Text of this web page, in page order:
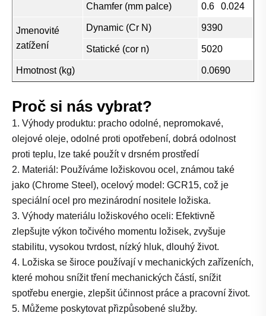
Chamfer (mm palce) 0.6 0.024
Jmenovité
zatížení
Dynamic (Cr N) 9390
Statické (cor n) 5020
Hmotnost (kg) 0.0690
Proč si nás vybrat?
1. Výhody produktu: pracho odolné, nepromokavé,
olejové oleje, odolné proti opotřebení, dobrá odolnost
proti teplu, lze také použít v drsném prostředí
2. Materiál: Používáme ložiskovou ocel, známou také
jako (Chrome Steel), ocelový model: GCR15, což je
speciální ocel pro mezinárodní nositele ložiska.
3. Výhody materiálu ložiskového oceli: Efektivně
zlepšujte výkon točivého momentu ložisek, zvyšuje
stabilitu, vysokou tvrdost, nízký hluk, dlouhý život.
4. Ložiska se široce používají v mechanických zařízeních,
které mohou snížit tření mechanických částí, snížit
spotřebu energie, zlepšit účinnost práce a pracovní život.
5. Můžeme poskytovat přizpůsobené služby.